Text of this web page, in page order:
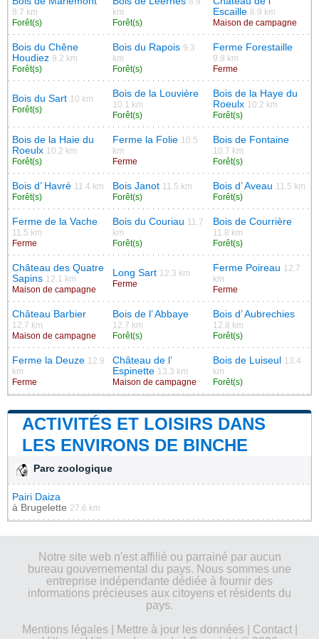
8.7 km
Forêt(s)
km
Forêt(s)
Escaille 8.9 km
Maison de campagne
Bois du Chêne
Houdiez 9.2 km
Forêt(s)
Bois du Rapois 9.3
km
Forêt(s)
Ferme Forestaille
9.8 km
Ferme
Bois du Sart 10 km
Forêt(s)
Bois de la Louvière
10.1 km
Forêt(s)
Bois de la Haye du
Roeulx 10.2 km
Forêt(s)
Bois de la Haie du
Roeulx 10.2 km
Forêt(s)
Ferme la Folie 10.5
km
Ferme
Bois de Fontaine
10.7 km
Forêt(s)
Bois d’ Havré 11.4 km
Forêt(s)
Bois Janot 11.5 km
Forêt(s)
Bois d’ Aveau 11.5 km
Forêt(s)
Ferme de la Vache
11.5 km
Ferme
Bois du Couriau 11.7
km
Forêt(s)
Bois de Courrière
11.8 km
Forêt(s)
Château des Quatre
Sapins 12.1 km
Maison de campagne
Long Sart 12.3 km
Ferme
Ferme Poireau 12.7
km
Ferme
Château Barbier
12.7 km
Maison de campagne
Bois de l’ Abbaye
12.7 km
Forêt(s)
Bois d’ Aubrechies
12.8 km
Forêt(s)
Ferme la Deuze 12.9
km
Ferme
Château de l’
Espinette 13.3 km
Maison de campagne
Bois de Luiseul 13.4
km
Forêt(s)
ACTIVITÉS ET LOISIRS DANS
LES ENVIRONS DE BINCHE
Parc zoologique
Pairi Daiza
à Brugelette 27.6 km
Notre site web n'est affilié ou parrainé par aucun
bureau gouvernemental du pays. Nous sommes une
entreprise indépendante dédiée à fournir des
informations précieuses aux citoyens et résidents du
pays.
Mentions légales| Mettre à jour les données| Contact|